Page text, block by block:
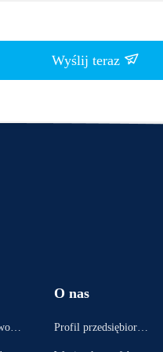
Wyślij teraz
O nas
Profil przedsiębiorst